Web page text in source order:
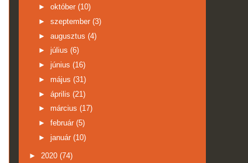
► október (10)
► szeptember (3)
► augusztus (4)
► július (6)
► június (16)
► május (31)
► április (21)
► március (17)
► február (5)
► január (10)
► 2020 (74)